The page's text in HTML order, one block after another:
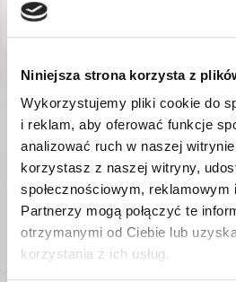
Niniejsza strona korzysta z
Wykorzystujemy pliki cookie do
i reklam, aby oferować funkcje
analizować ruch w naszej
korzystasz z naszej witryny,
społecznościowym, reklamowym
Partnerzy mogą połączyć te
otrzymanymi od Ciebie lub
korzystania z ich usług.
GOVONI ZESTAW
ROZPIERAKÓW DO
MOCOWAŃ